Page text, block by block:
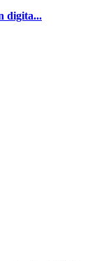
digita...